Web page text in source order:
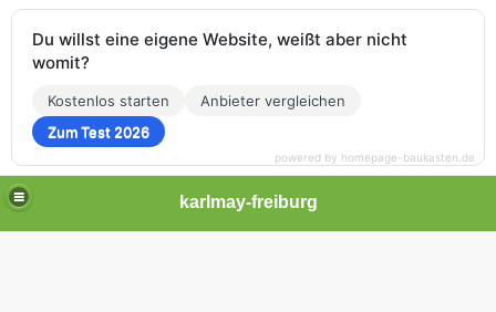
karlmay-freiburg
Du willst eine eigene Website, weißt aber nicht
womit?
Kostenlos starten
Anbieter vergleichen
Zum Test 2026
powered by homepage-baukasten.de